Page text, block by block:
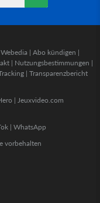
| Abo kündigen |
| Nutzungsbestimmungen |
| Transparenzbericht
| Jeuxvideo.com
| WhatsApp
vorbehalten